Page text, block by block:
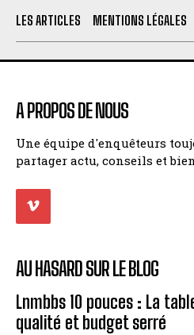
LES ARTICLES MENTIONS LÉGALES
A PROPOS DE NOUS
Une équipe d'enquêteurs
partager actu, conseils et
AU HASARD SUR LE BLOG
Lnmbbs 10 pouces : La
qualité et budget serré